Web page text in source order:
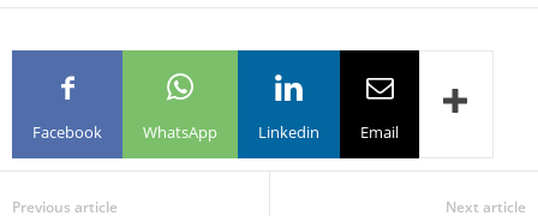
Facebook WhatsApp Linkedin Email
Previous article Next article